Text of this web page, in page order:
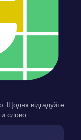
Щодня відгадуйте
слово.